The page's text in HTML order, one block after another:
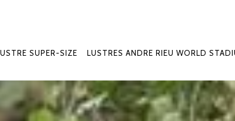
SUPER-SIZE LUSTRES ANDRE RIEU WORLD